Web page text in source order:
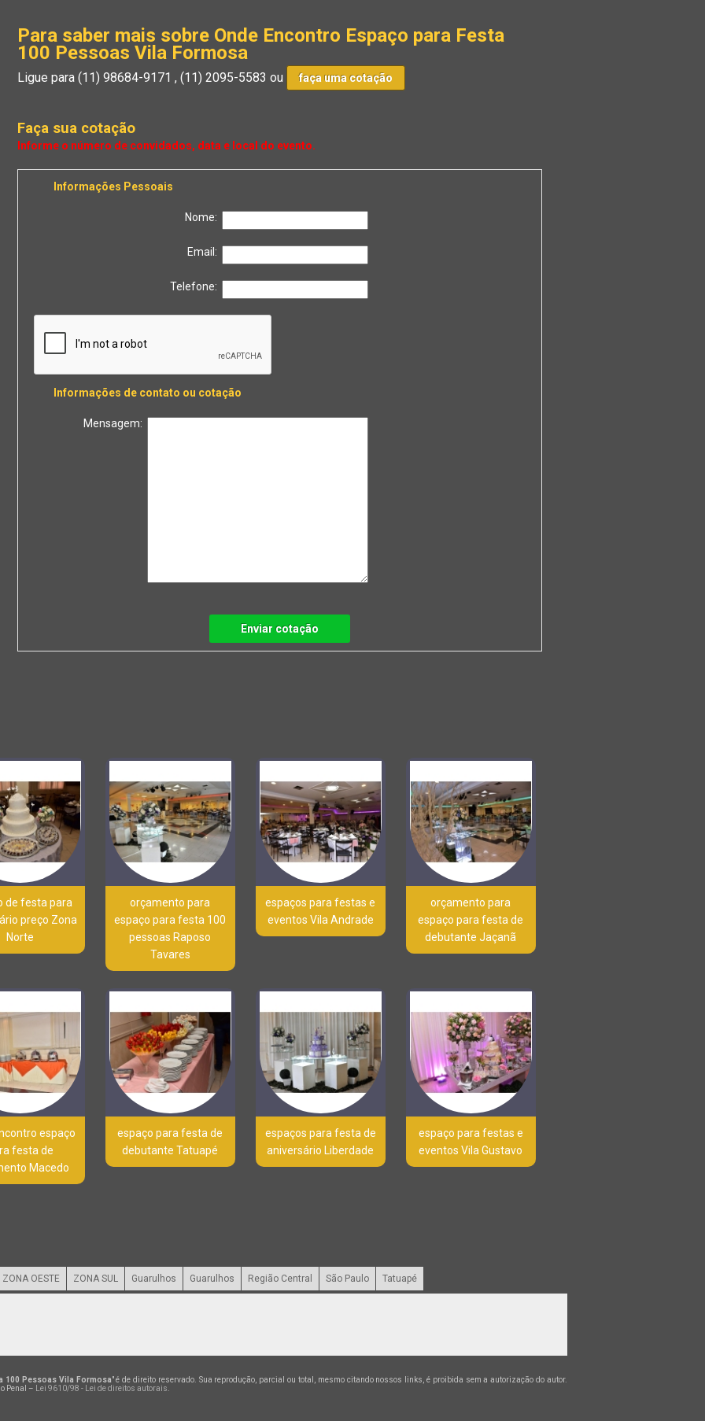
Para saber mais sobre Onde Encontro Espaço para Festa
100 Pessoas Vila Formosa
Ligue para(11) 98684-9171 ,(11) 2095-5583 ou faça uma cotação
Faça sua cotação
Informações Pessoais
Nome:
Email:
Telefone:
Informações de contato ou cotação
Mensagem:
Enviar cotação
de festa para
preço Zona
Norte
orçamento para
espaço para festa 100
pessoas Raposo
Tavares
espaços para festas e
eventos Vila Andrade
orçamento para
espaço para festa de
debutante Jaçanã
espaço
festa de
Macedo
espaço para festa de
debutante Tatuapé
espaços para festa de
aniversário Liberdade
espaço para festas e
eventos Vila Gustavo
ZONA OESTE ZONA SUL Guarulhos Guarulhos Região Central São Paulo Tatuapé
100 Pessoas Vila Formosa" é de direito reservado. Sua reprodução, parcial ou total, mesmo citando nossos links, é proibida sem a autorização do autor.
Penal – Lei 9610/98 - Lei de direitos autorais.